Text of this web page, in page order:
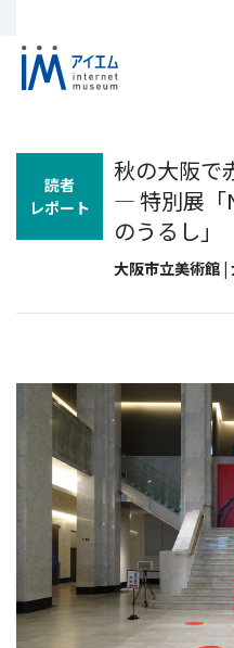
読者
レポート
秋の大阪で
― 特別展「
のうるし」
大阪市立美術館 |